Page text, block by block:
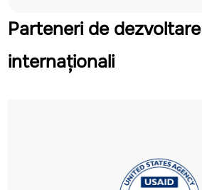
Parteneri de dezvoltare
internaționali